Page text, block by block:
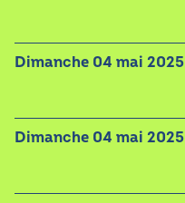
dimanche 04 mai 2025
dimanche 04 mai 2025